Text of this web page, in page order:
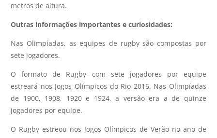
metros de altura.
Outras informações importantes e curiosidades:
Nas Olimpíadas, as equipes de rugby são compostas por
sete jogadores.
O formato de Rugby com sete jogadores por equipe
estreará nos Jogos Olímpicos do Rio 2016. Nas Olimpíadas
de 1900, 1908, 1920 e 1924, a versão era a de quinze
jogadores por equipe.
O Rugby estreou nos Jogos Olímpicos de Verão no ano de